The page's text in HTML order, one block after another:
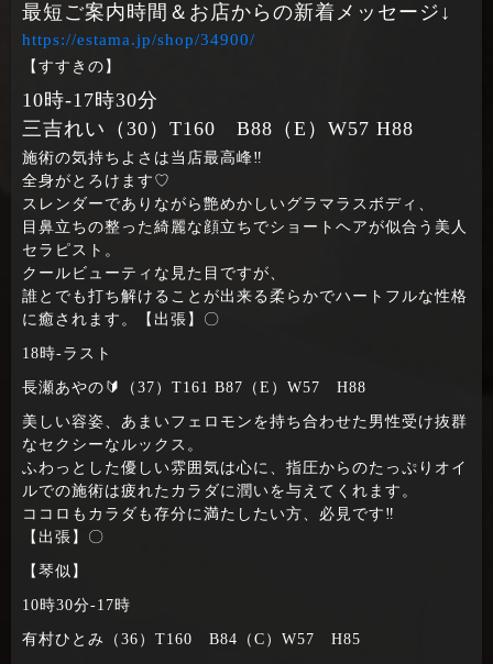
最短ご案内時間＆お店からの新着メッセージ↓
https://estama.jp/shop/34900/
【すすきの】
10時‐17時30分
三吉れい（30）T160 B88（E）W57 H88
施術の気持ちよさは当店最高峰‼
全身がとろけます♡
スレンダーでありながら艶めかしいグラマラスボディ、
目鼻立ちの整った綺麗な顔立ちでショートヘアが似合う美人
セラピスト。
クールビューティな見た目ですが、
誰とでも打ち解けることが出来る柔らかでハートフルな性格
に癒されます。【出張】〇
18時‐ラスト
長瀬あやの🔰（37）T161 B87（E）W57 H88
美しい容姿、あまいフェロモンを持ち合わせた男性受け抜群
なセクシーなルックス。
ふわっとした優しい雰囲気は心に、指圧からのたっぷりオイ
ルでの施術は疲れたカラダに潤いを与えてくれます。
ココロもカラダも存分に満たしたい方、必見です‼
【出張】〇
【琴似】
10時30分‐17時
有村ひとみ（36）T160 B84（C）W57 H85